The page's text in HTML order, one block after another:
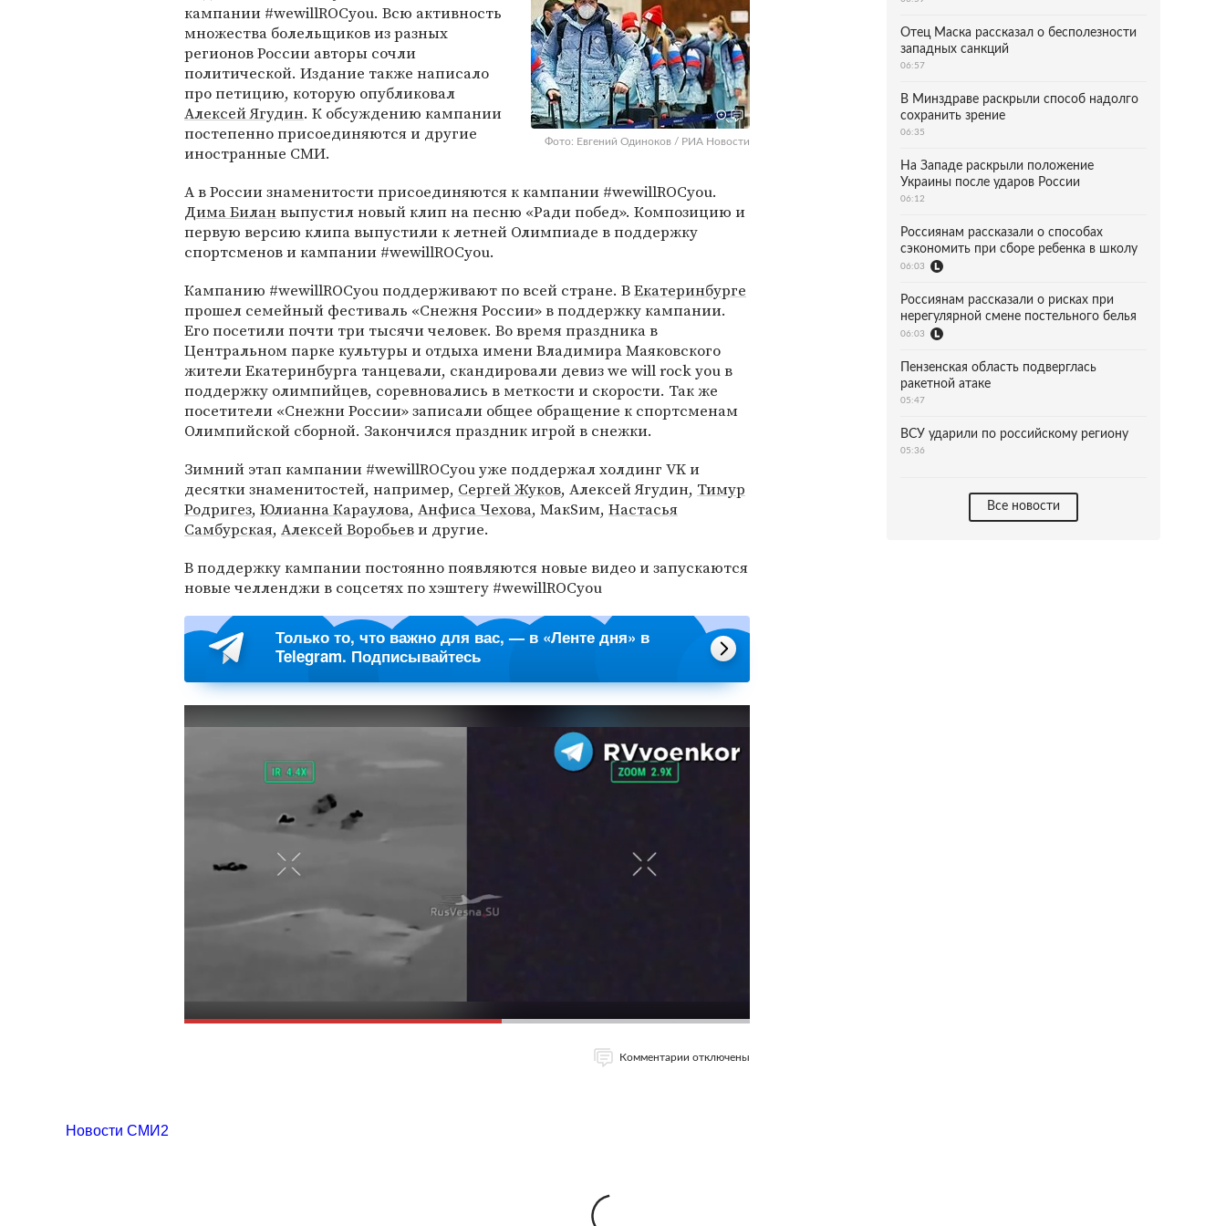
Фото: Евгений Одиноков / РИА Новости
кампании #wewillROCyou. Всю активность
множества болельщиков из разных
регионов России авторы сочли
политической. Издание также написало
про петицию, которую опубликовал
Алексей Ягудин. К обсуждению кампании
постепенно присоединяются и другие
иностранные СМИ.
А в России знаменитости присоединяются к кампании #wewillROCyou.
Дима Биланвыпустил новый клип на песню «Ради побед». Композицию и
первую версию клипа выпустили к летней Олимпиаде в поддержку
спортсменов и кампании #wewillROCyou.
Кампанию #wewillROCyou поддерживают по всей стране. ВЕкатеринбурге
прошел семейный фестиваль «Снежня России» в поддержку кампании.
Его посетили почти три тысячи человек. Во время праздника в
Центральном парке культуры и отдыха имени Владимира Маяковского
жители Екатеринбурга танцевали, скандировали девиз we will rock you в
поддержку олимпийцев, соревновались в меткости и скорости. Так же
посетители «Снежни России» записали общее обращение к спортсменам
Олимпийской сборной. Закончился праздник игрой в снежки.
Зимний этап кампании #wewillROCyou уже поддержал холдинг VK и
десятки знаменитостей, например, Сергей Жуков, Алексей Ягудин, Тимур
Родригез, Юлианна Караулова, Анфиса Чехова, МакSим, Настасья
Самбурская, Алексей Воробьеви другие.
В поддержку кампании постоянно появляются новые видео и запускаются
новые челленджи в соцсетях по хэштегу #wewillROCyou
Только то, что важно для вас, — в «Ленте дня» в
Telegram. Подписывайтесь
Комментарии отключены
Отец Маска рассказал о бесполезности
западных санкций
06:57
В Минздраве раскрыли способ надолго
сохранить зрение
06:35
На Западе раскрыли положение
Украины после ударов России
06:12
Россиянам рассказали о способах
сэкономить при сборе ребенка в школу
06:03
Россиянам рассказали о рисках при
нерегулярной смене постельного белья
06:03
Пензенская область подверглась
ракетной атаке
05:47
ВСУ ударили по российскому региону
05:36
Все новости
Новости СМИ2